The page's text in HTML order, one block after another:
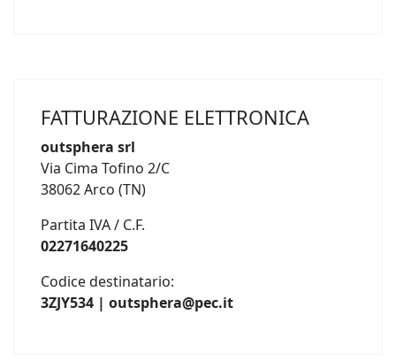
FATTURAZIONE ELETTRONICA
outsphera srl
Via Cima Tofino 2/C
38062 Arco (TN)
Partita IVA / C.F.
02271640225
Codice destinatario:
3ZJY534 | outsphera@pec.it